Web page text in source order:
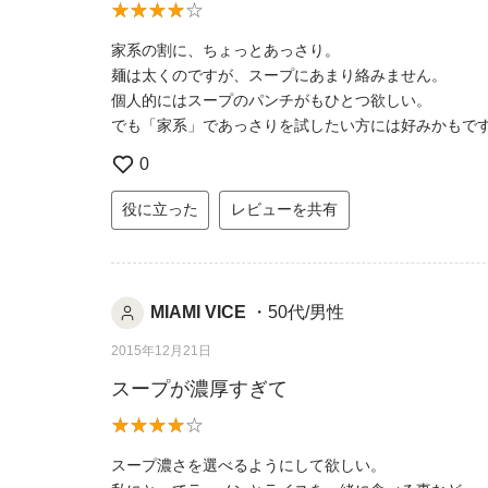
家系の割に、ちょっとあっさり。
麺は太くのですが、スープにあまり絡みません。
個人的にはスープのパンチがもひとつ欲しい。
でも「家系」であっさりを試したい方には好みかもで
0
役に立った レビューを共有
MIAMI VICE ・50代/男性
2015年12月21日
スープが濃厚すぎて
スープ濃さを選べるようにして欲しい。